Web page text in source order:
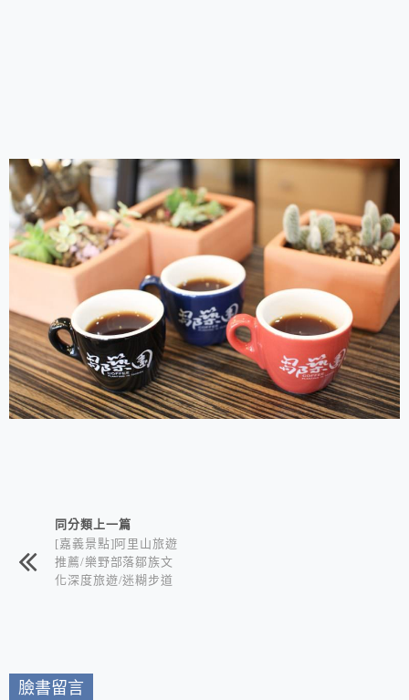
相連文章同分類上一篇
[嘉義景點]阿里山旅遊
推薦/樂野部落鄒族文
化深度旅遊/迷糊步道
臉書留言